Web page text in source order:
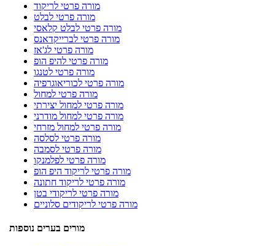
מורה פרטי לריקוד
מורה פרטי לבלט
מורה פרטי לבלט קלאסי
מורה פרטי לברייקדאנס
מורה פרטי לג'אז
מורה פרטי להיפ הופ
מורה פרטי לטנגו
מורה פרטי לכוריאוגרפיה
מורה פרטי למחול
מורה פרטי למחול יצירתי
מורה פרטי למחול מודרני
מורה פרטי למחול מזרחי
מורה פרטי לסלסה
מורה פרטי לסמבה
מורה פרטי לפלמנקו
מורה פרטי לריקוד היפ הופ
מורה פרטי לריקוד חתונה
מורה פרטי לריקודי בטן
מורה פרטי לריקודים סלוניים
מורים בערים נוספות